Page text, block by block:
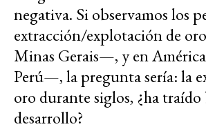
negativa. Si observamos los
extracción/explotación de
Minas Gerais—, y en
Perú—, la pregunta sería: la
oro durante siglos, ¿ha
desarrollo?